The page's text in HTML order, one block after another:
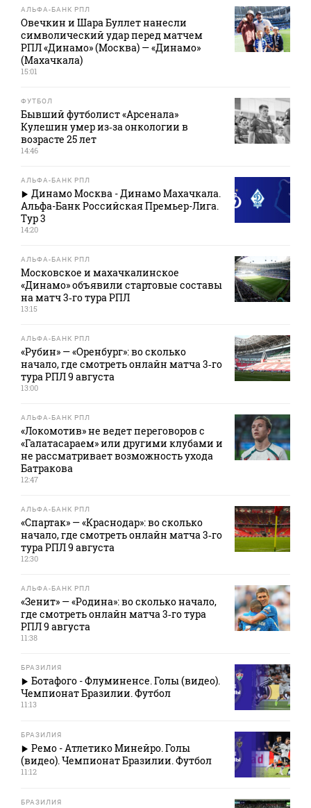
АЛЬФА-БАНК РПЛ
Овечкин и Шара Буллет нанесли
символический удар перед матчем
РПЛ «Динамо» (Москва) — «Динамо»
(Махачкала)
15:01
ФУТБОЛ
Бывший футболист «Арсенала»
Кулешин умер из‑за онкологии в
возрасте 25 лет
14:46
АЛЬФА-БАНК РПЛ
Динамо Москва - Динамо Махачкала.
Альфа-Банк Российская Премьер-Лига.
Тур 3
14:20
АЛЬФА-БАНК РПЛ
Московское и махачкалинское
«Динамо» объявили стартовые составы
на матч 3‑го тура РПЛ
13:15
АЛЬФА-БАНК РПЛ
«Рубин» — «Оренбург»: во сколько
начало, где смотреть онлайн матча 3‑го
тура РПЛ 9 августа
13:00
АЛЬФА-БАНК РПЛ
«Локомотив» не ведет переговоров с
«Галатасараем» или другими клубами и
не рассматривает возможность ухода
Батракова
12:47
АЛЬФА-БАНК РПЛ
«Спартак» — «Краснодар»: во сколько
начало, где смотреть онлайн матча 3‑го
тура РПЛ 9 августа
12:30
АЛЬФА-БАНК РПЛ
«Зенит» — «Родина»: во сколько начало,
где смотреть онлайн матча 3‑го тура
РПЛ 9 августа
11:38
БРАЗИЛИЯ
Ботафого - Флуминенсе. Голы (видео).
Чемпионат Бразилии. Футбол
11:13
БРАЗИЛИЯ
Ремо - Атлетико Минейро. Голы
(видео). Чемпионат Бразилии. Футбол
11:12
БРАЗИЛИЯ